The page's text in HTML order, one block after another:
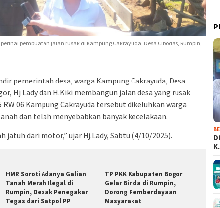
pembuatan jalan rusak di Kampung Cakrayuda, Desa Cibodas, Rumpin,
pemerintah desa, warga Kampung Cakrayuda, Desa
Hj Lady dan H.Kiki membangun jalan desa yang rusak
RW 06 Kampung Cakrayuda tersebut dikeluhkan warga
dan telah menyebabkan banyak kecelakaan.
jatuh dari motor,” ujar Hj.Lady, Sabtu (4/10/2025).
HMR Soroti Adanya Galian
Tanah Merah Ilegal di
Rumpin, Desak Penegakan
Tegas dari Satpol PP
TP PKK Kabupaten Bogor
Gelar Binda di Rumpin,
Dorong Pemberdayaan
Masyarakat